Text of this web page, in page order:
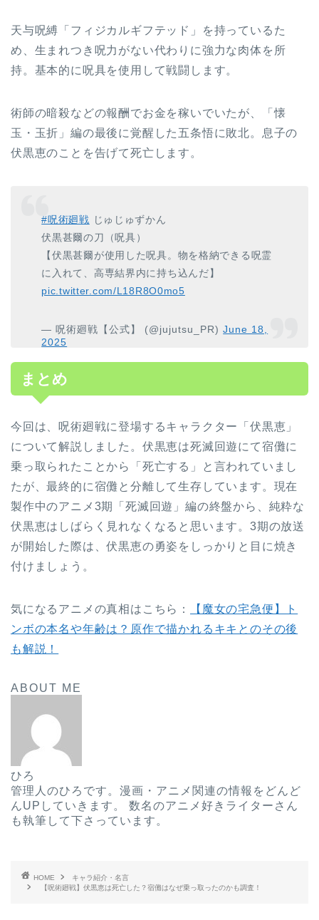
天与呪縛「フィジカルギフテッド」を持っているた
め、生まれつき呪力がない代わりに強力な肉体を所
持。基本的に呪具を使用して戦闘します。
術師の暗殺などの報酬でお金を稼いでいたが、「懐
玉・玉折」編の最後に覚醒した五条悟に敗北。息子の
伏黒恵のことを告げて死亡します。
#呪術廻戦 じゅじゅずかん
伏黒甚爾の刀（呪具）
【伏黒甚爾が使用した呪具。物を格納できる呪霊
に入れて、高専結界内に持ち込んだ】
pic.twitter.com/L18R8O0mo5
— 呪術廻戦【公式】 (@jujutsu_PR)June 18,
2025
まとめ
今回は、呪術廻戦に登場するキャラクター「伏黒恵」
について解説しました。伏黒恵は死滅回遊にて宿儺に
乗っ取られたことから「死亡する」と言われていまし
たが、最終的に宿儺と分離して生存しています。現在
製作中のアニメ3期「死滅回遊」編の終盤から、純粋な
伏黒恵はしばらく見れなくなると思います。3期の放送
が開始した際は、伏黒恵の勇姿をしっかりと目に焼き
付けましょう。
気になるアニメの真相はこちら：
【魔女の宅急便】ト
ンボの本名や年齢は？原作で描かれるキキとのその後
も解説！
ABOUT ME
ひろ
管理人のひろです。漫画・アニメ関連の情報をどんど
んUPしていきます。 数名のアニメ好きライターさん
も執筆して下さっています。
HOME
キャラ紹介・名言
【呪術廻戦】伏黒恵は死亡した？宿儺はなぜ乗っ取ったのかも調査！